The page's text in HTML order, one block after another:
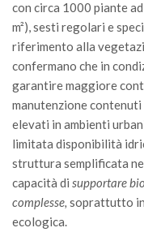
Credits
con circa 1000 piante
m²), sesti regolari e
riferimento alla
confermano che in
garantire maggiore
manutenzione
elevati in ambienti
limitata disponibilità
struttura semplificata
capacità di supportare
complesse, soprattutto
ecologica.